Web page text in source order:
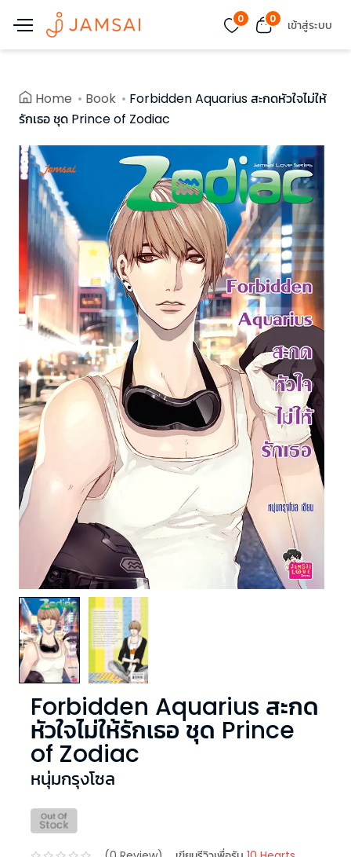
0 0 เข้าสู่ระบบ
Home Book
Forbidden Aquarius สะกดหัวใจไม่ให้
รักเธอ ชุด Prince of Zodiac
Forbidden Aquarius สะกด
หัวใจไม่ให้รักเธอ ชุด Prince
of Zodiac
หนุ่มกรุงโซล